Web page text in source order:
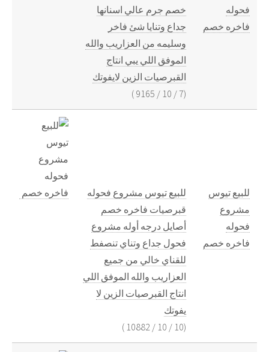
فحوله
فاخره خصم
خصم جرم عالي اسنانها
جداع وتنايا شئ فاخر
وسليمه من العزاريب والله
الموفق اللي يبي انتاج
القبرصيات الزين لايفوتك
(
7
/
10
/
9165
)
للبيع تيوس
مشروع
فحوله
فاخره خصم
للبيع تيوس مشروع فحوله
قبرصيات فاخره خصم
أصايل درجه أوله مشروع
فحول جداع وتناي تنصفط
للقناي خالي من جميع
العزاريب والله الموفق اللي
انتاج القبرصيات الزين لا
يفوتك
(
10
/
10
/
10882
)